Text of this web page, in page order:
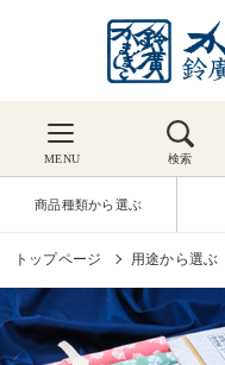
MENU 検索
商品種類から選ぶ
トップページ 用途から選ぶ